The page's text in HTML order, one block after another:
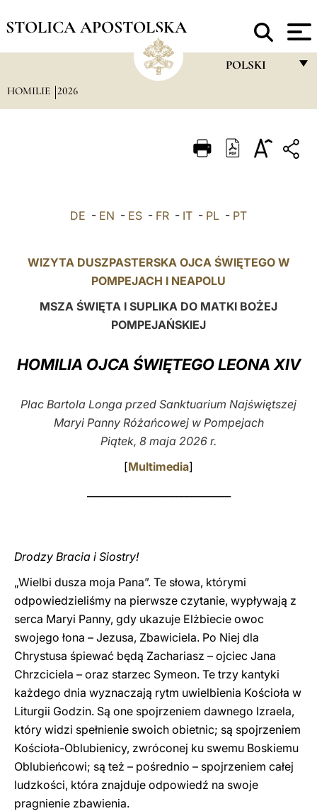
STOLICA APOSTOLSKA
POLSKI
ITALIANO
POLSKI
العربيّة
中文
HOMILIE 2026
DE - EN - ES - FR - IT - PL - PT
WIZYTA DUSZPASTERSKA OJCA ŚWIĘTEGO W
POMPEJACH I NEAPOLU
MSZA ŚWIĘTA I SUPLIKA DO MATKI BOŻEJ
POMPEJAŃSKIEJ
HOMILIA OJCA ŚWIĘTEGO LEONA XIV
Plac Bartola Longa przed Sanktuarium Najświętszej
Maryi Panny Różańcowej w Pompejach
Piątek, 8 maja 2026 r.
[Multimedia]
Drodzy Bracia i Siostry!
„Wielbi dusza moja Pana”. Te słowa, którymi
odpowiedzieliśmy na pierwsze czytanie, wypływają z
serca Maryi Panny, gdy ukazuje Elżbiecie owoc
swojego łona – Jezusa, Zbawiciela. Po Niej dla
Chrystusa śpiewać będą Zachariasz – ojciec Jana
Chrzciciela – oraz starzec Symeon. Te trzy kantyki
każdego dnia wyznaczają rytm uwielbienia Kościoła w
Liturgii Godzin. Są one spojrzeniem dawnego Izraela,
który widzi spełnienie swoich obietnic; są spojrzeniem
Kościoła-Oblubienicy, zwróconej ku swemu Boskiemu
Oblubieńcowi; są też – pośrednio – spojrzeniem całej
ludzkości, która znajduje odpowiedź na swoje
pragnienie zbawienia.